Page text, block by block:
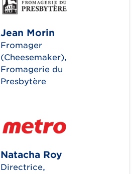
Jean Morin
Fromager
(Cheesemaker),
Fromagerie du
Presbytère
Natacha Roy
Directrice,